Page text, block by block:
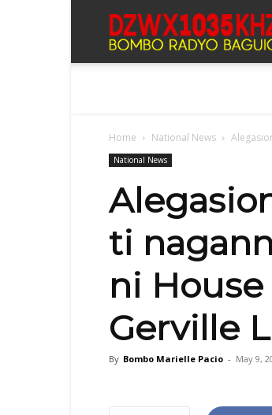
Home National News
National News
ti
ni
Gerville
By Bombo Marielle Pacio - May 9,